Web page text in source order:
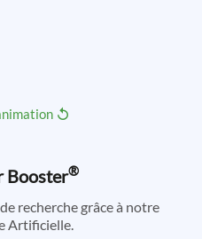
Booster®
recherche grâce à notre
Artificielle.